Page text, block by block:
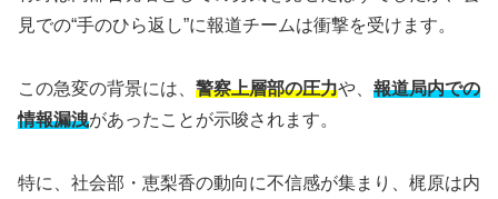
見での“手のひら返し”に報道チームは衝撃を受けます。
この急変の背景には、 警察上層部の圧力や、 報道局内での
情報漏洩があったことが示唆されます。
特に、社会部・恵梨香の動向に不信感が集まり、梶原は内